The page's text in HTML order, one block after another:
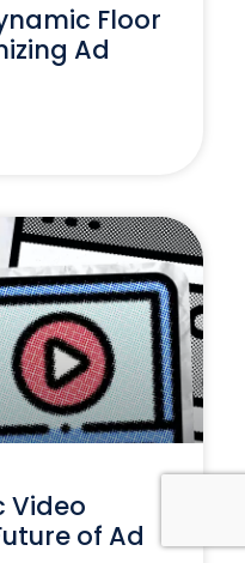
Floor
Ad
Video
of Ad